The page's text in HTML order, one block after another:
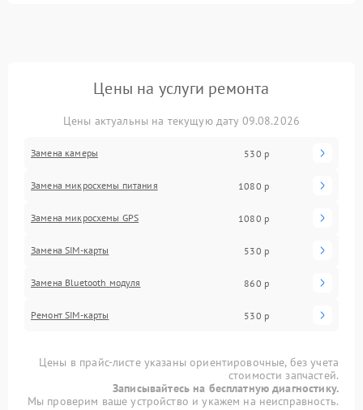
Цены на услуги ремонта
Цены актуальны на текущую дату 09.08.2026
Замена камеры 530 р
Замена микросхемы питания 1080 р
Замена микросхемы GPS 1080 р
Замена SIM-карты 530 р
Замена Bluetooth модуля 860 р
Ремонт SIM-карты 530 р
Цены в прайс-листе указаны ориентировочные, без учета
стоимости запчастей.
Записывайтесь на бесплатную диагностику.
Мы проверим ваше устройство и укажем на неисправность.